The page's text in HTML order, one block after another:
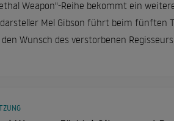
Weapon"-Reihe bekommt ein
Mel Gibson führt beim fünften
Wunsch des verstorbenen